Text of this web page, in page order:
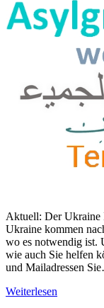
Aktuell: Der Ukraine
Ukraine kommen
wo es notwendig ist.
wie auch Sie helfen
und Mailadressen
Weiterlesen